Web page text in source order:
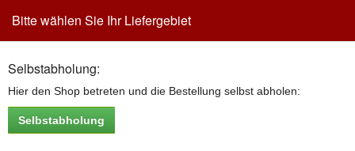
Bitte wählen Sie Ihr Liefergebiet
Selbstabholung:
Hier den Shop betreten und die Bestellung selbst abholen:
Selbstabholung
Toggle
2 for 1 Parma
Margherita mit Rucola, Seranoschinken & Parmesankäse (Grana
Padano)